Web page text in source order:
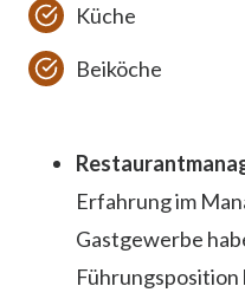
Küche
Beiköche
Erfahrung im
Gastgewerbe